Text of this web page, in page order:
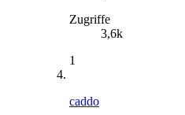
Zugriffe
3,6k
1
caddo